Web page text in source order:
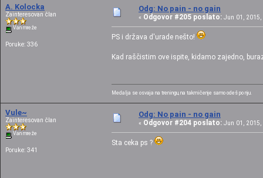
A. Kolocka
Zainteresovan član
Van mreže
Poruke: 336
Odg: No pain - no gain
« Odgovor #205 poslato: Jun 01, 2015,
PS i država d'urade nešto!
Kad raščistim ove ispite, kidamo zajedno,
Medalja se osvaja na treningu, na takmičenje samo odeš po nju.
Vule~
Zainteresovan član
Van mreže
Poruke: 341
Odg: No pain - no gain
« Odgovor #204 poslato: Jun 01, 2015,
Sta ceka ps ?